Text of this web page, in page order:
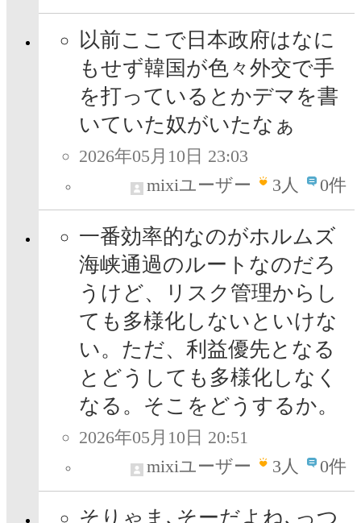
以前ここで日本政府はなに
もせず韓国が色々外交で手
を打っているとかデマを書
いていた奴がいたなぁ
2026年05月10日 23:03
mixiユーザー
3人 0件
一番効率的なのがホルムズ
海峡通過のルートなのだろ
うけど、リスク管理からし
ても多様化しないといけな
い。ただ、利益優先となる
とどうしても多様化しなく
なる。そこをどうするか。
2026年05月10日 20:51
mixiユーザー
3人 0件
そりゃま､そーだよね､っつ